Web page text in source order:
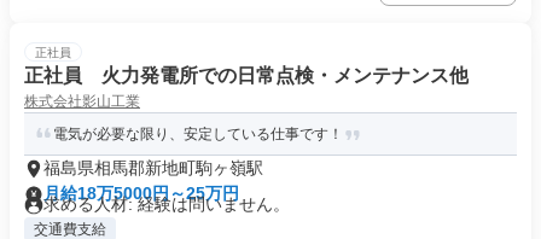
正社員
正社員 火力発電所での日常点検・メンテナンス他
株式会社影山工業
電気が必要な限り、安定している仕事です！
福島県相馬郡新地町駒ヶ嶺駅
月給18万5000円～25万円
求める人材: 経験は問いません。
交通費支給